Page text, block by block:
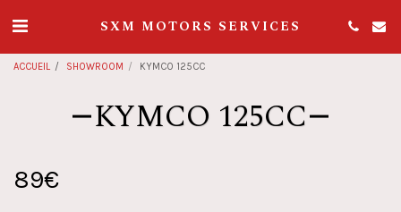
SXM MOTORS SERVICES
ACCUEIL SHOWROOM KYMCO 125CC
KYMCO 125CC
89€